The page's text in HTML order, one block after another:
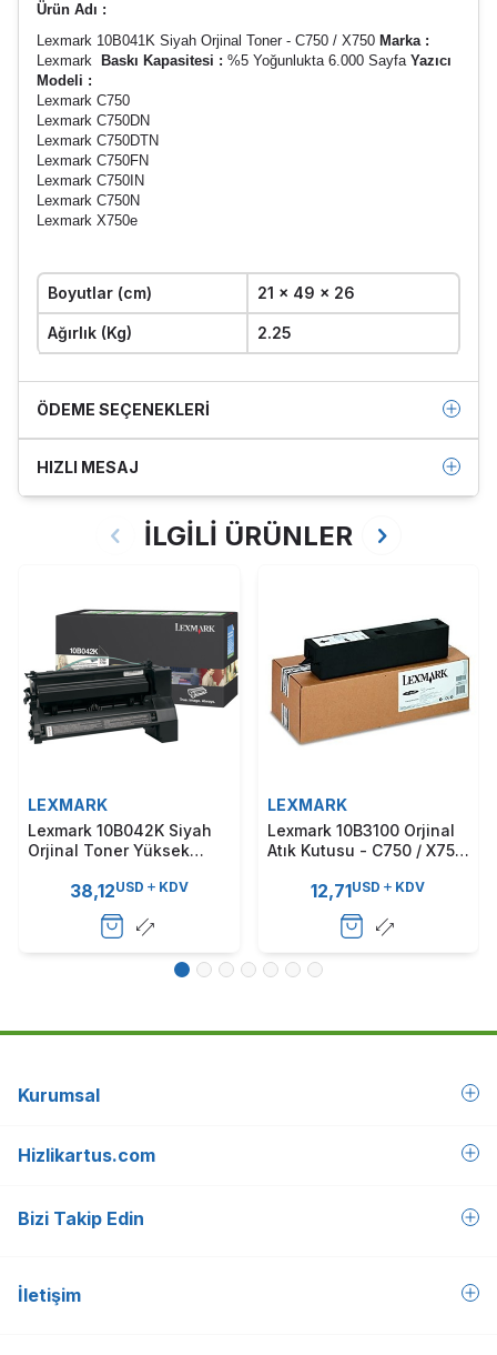
Ürün Adı :
Lexmark 10B041K Siyah Orjinal Toner - C750 / X750 Marka :
Lexmark
Baskı Kapasitesi : %5 Yoğunlukta 6.000 Sayfa Yazıcı
Modeli :
Lexmark C750
Lexmark C750DN
Lexmark C750DTN
Lexmark C750FN
Lexmark C750IN
Lexmark C750N
Lexmark X750e
Boyutlar (cm) 21 x 49 x 26
Ağırlık (Kg) 2.25
ÖDEME SEÇENEKLERI
HIZLI MESAJ
İLGİLİ ÜRÜNLER
LEXMARK
Lexmark 10B042K Siyah
Orjinal Toner Yüksek
(T6958)38,12USD KDV
LEXMARK
Lexmark 10B3100 Orjinal
Atık Kutusu - C750 / X750
12,71USD KDV
Kurumsal
Hizlikartus.com
Bizi Takip Edin
İletişim